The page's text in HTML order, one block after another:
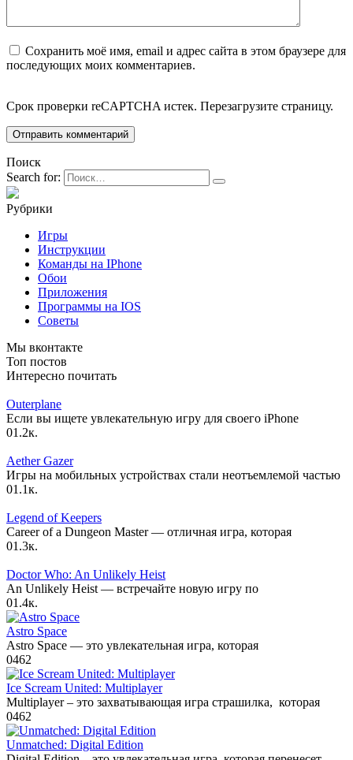
Сохранить моё имя, email и адрес сайта в этом браузере для
последующих моих комментариев.
Срок проверки reCAPTCHA истек. Перезагрузите страницу.
Поиск
Search for:
Рубрики
Игры
Инструкции
Команды на IPhone
Обои
Приложения
Программы на IOS
Советы
Мы вконтакте
Топ постов
Интересно почитать
Outerplane
Если вы ищете увлекательную игру для своего iPhone
01.2к.
Aether Gazer
Игры на мобильных устройствах стали неотъемлемой частью
01.1к.
Legend of Keepers
Career of a Dungeon Master — отличная игра, которая
01.3к.
Doctor Who: An Unlikely Heist
An Unlikely Heist — встречайте новую игру по
01.4к.
Astro Space
Astro Space — это увлекательная игра, которая
0462
Ice Scream United: Multiplayer
Multiplayer – это захватывающая игра страшилка, которая
0462
Unmatched: Digital Edition